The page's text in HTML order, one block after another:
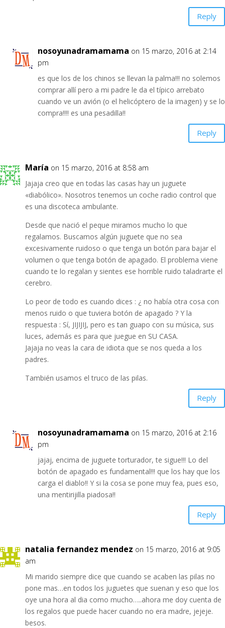
Reply
nosoyunadramamama on 15 marzo, 2016 at 2:14
pm
es que los de los chinos se llevan la palma!!! no solemos
comprar allí pero a mi padre le da el típico arrebato
cuando ve un avión (o el helicóptero de la imagen) y se lo
compra!!!! es una pesadilla!!
Reply
María on 15 marzo, 2016 at 8:58 am
Jajaja creo que en todas las casas hay un juguete
«diabólico». Nosotros tenemos un coche radio control que
es una discoteca ambulante.
Desde que nació el peque miramos mucho lo que
regalamos. Buscamos algún juguete que no sea
excesivamente ruidoso o que tenga un botón para bajar el
volumen o que tenga botón de apagado. El problema viene
cuando te lo regalan y sientes ese horrible ruido taladrarte el
cerebro.
Lo peor de todo es cuando dices : ¿ no había otra cosa con
menos ruido o que tuviera botón de apagado ? Y la
respuesta : Sí, JIJIJIJ, pero es tan guapo con su música, sus
luces, además es para que juegue en SU CASA.
Jajaja no veas la cara de idiota que se nos queda a los
padres.
También usamos el truco de las pilas.
Reply
nosoyunadramamama on 15 marzo, 2016 at 2:16
pm
jajaj, encima de juguete torturador, te sigue!!! Lo del
botón de apagado es fundamental!!! que los hay que los
carga el diablo!! Y si la cosa se pone muy fea, pues eso,
una mentirijilla piadosa!!
Reply
natalia fernandez mendez on 15 marzo, 2016 at 9:05
am
Mi marido siempre dice que cuando se acaben las pilas no
pone mas…en todos los juguetes que suenan y eso que los
oye una hora al dia como mucho…..ahora me doy cuenta de
los regalos que puede hacer cuando no era madre, jejeje.
besos.